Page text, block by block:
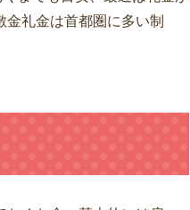
礼金は首都圏に多い制